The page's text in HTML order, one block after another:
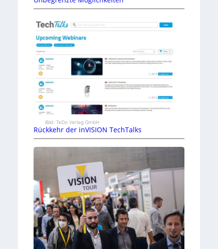
Bild: TeDo Verlag GmbH
Rückkehr der inVISION TechTalks